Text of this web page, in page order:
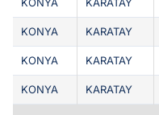
KONYA KARATAY
KONYA KARATAY
KONYA KARATAY